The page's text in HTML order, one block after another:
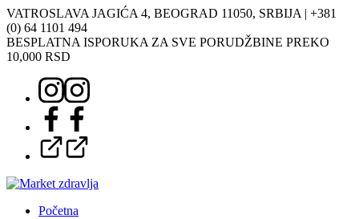
Skoči
na
sadržaj
VATROSLAVA JAGIĆA 4, BEOGRAD 11050, SRBIJA | +381
(0) 64 1101 494
BESPLATNA ISPORUKA ZA SVE PORUDŽBINE PREKO
10,000 RSD
Instagram
Facebook
Google
Početna